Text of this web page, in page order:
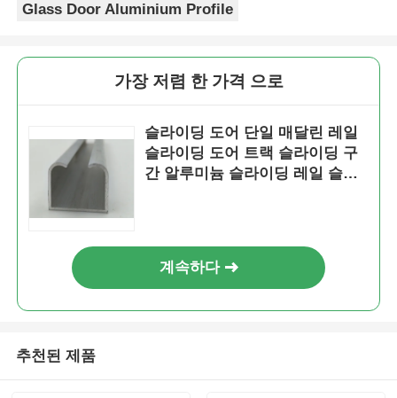
Glass Door Aluminium Profile
가장 저렴 한 가격 으로
슬라이딩 도어 단일 매달린 레일
슬라이딩 도어 트랙 슬라이딩 구
간 알루미늄 슬라이딩 레일 슬라
계속하다
추천된 제품